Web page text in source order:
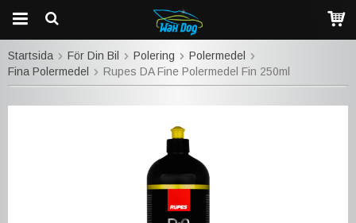
Startsida För Din Bil Polering
Polermedel
Fina Polermedel
Rupes DA Fine Polermedel Fin 250ml